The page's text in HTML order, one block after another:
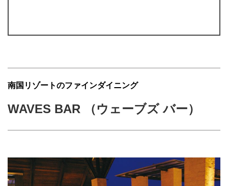
南国リゾートのファインダイニング
WAVES BAR （ウェーブズ バー）